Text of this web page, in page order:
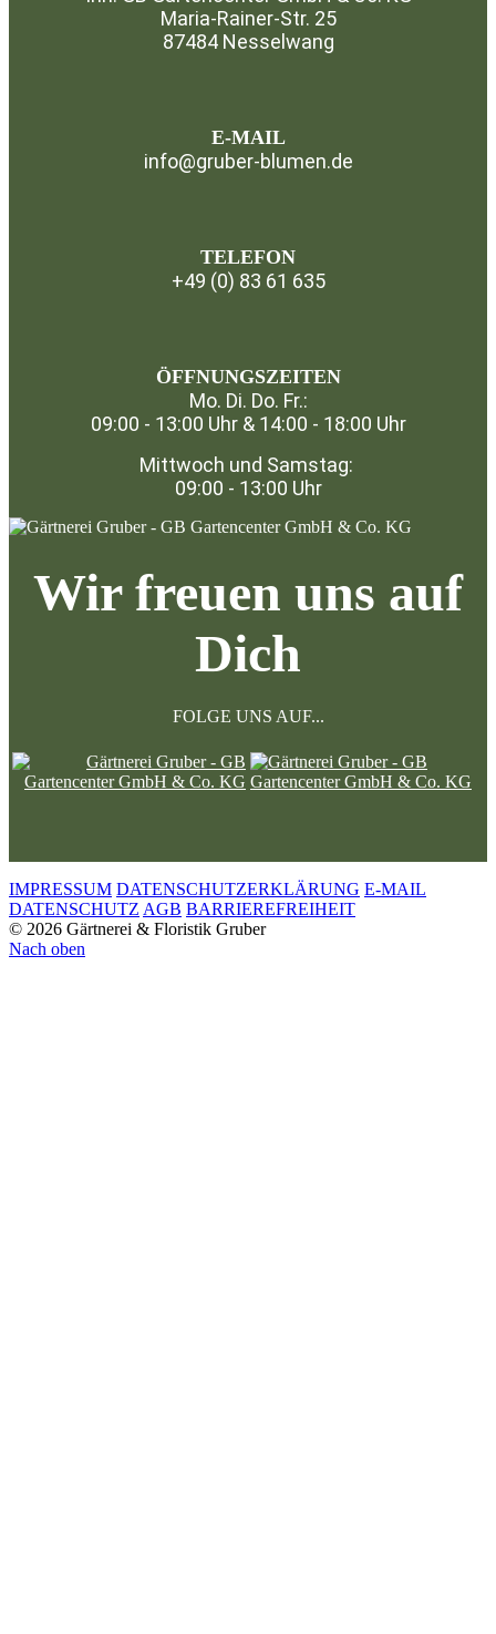
Maria-Rainer-Str. 25
87484 Nesselwang
E-MAIL
info@gruber-blumen.de
TELEFON
+49 (0) 83 61 635
ÖFFNUNGSZEITEN
Mo. Di. Do. Fr.:
09:00 - 13:00 Uhr & 14:00 - 18:00 Uhr
Mittwoch und Samstag:
09:00 - 13:00 Uhr
Wir freuen uns auf
Dich
FOLGE UNS AUF...
IMPRESSUM DATENSCHUTZERKLÄRUNG E-MAIL
DATENSCHUTZ AGB BARRIEREFREIHEIT
© 2026 Gärtnerei & Floristik Gruber
Nach oben